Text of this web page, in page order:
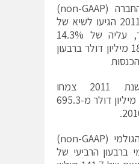
הכנסות: הכנסות החברה (non-GAAP)
ברבעון הרביעי של 2011 הגיעו לשיא של
213.6 מיליון דולר, עליה של 14.3%
מהכנסות בסך 186.9 מיליון דולר ברבעון
(Non-GAAP) בשנת 2011 צמחו
ב-14.7% ל- 797.7 מיליון דולר מ-695.3
רווח גולמי: הרווח הגולמי (non-GAAP)
ברבעון הרביעי של